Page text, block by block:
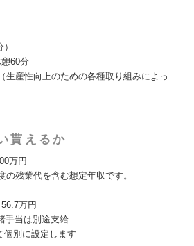
60分
生産性向上のための各種取り組みによっ
貰えるか
万円
残業代を含む想定年収です。
万円
手当は別途支給
別に設定します